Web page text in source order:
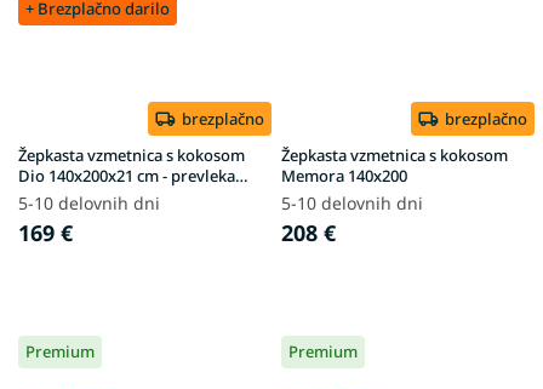
+ Brezplačno darilo
brezplačno
Žepkasta vzmetnica s kokosom
Dio 140x200x21 cm - prevleka
Gold
5-10 delovnih dni
169 €
brezplačno
Žepkasta vzmetnica s kokosom
Memora 140x200
5-10 delovnih dni
208 €
Premium Premium